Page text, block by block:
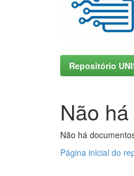
Repositório
Não
Não há
Página inicial do